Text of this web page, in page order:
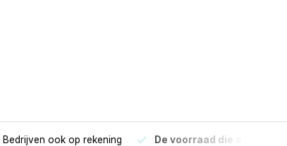
Bedrijven ook op rekening De voorraad die